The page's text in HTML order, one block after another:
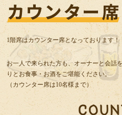
1階席はカウンター席となっております！
お一人で来られた方も、オーナーと会話
りとお食事・お酒をご堪能ください。
（カウンター席は10名様まで）